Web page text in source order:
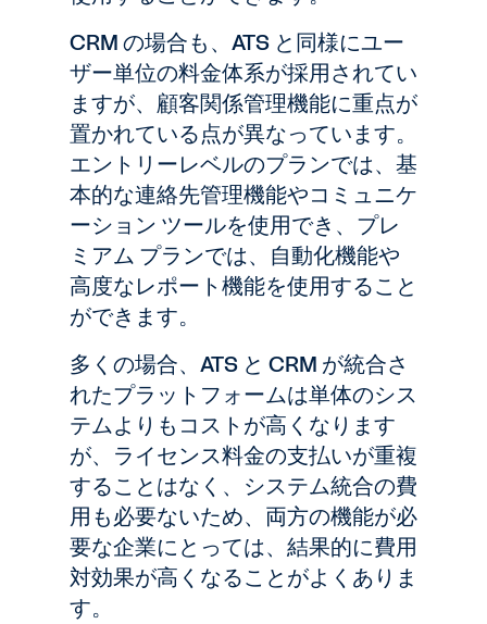
CRM の場合も、ATS と同様にユー
ザー単位の料金体系が採用されてい
ますが、顧客関係管理機能に重点が
置かれている点が異なっています。
エントリーレベルのプランでは、基
本的な連絡先管理機能やコミュニケ
ーション ツールを使用でき、プレ
ミアム プランでは、自動化機能や
高度なレポート機能を使用すること
ができます。
多くの場合、ATS と CRM が統合さ
れたプラットフォームは単体のシス
テムよりもコストが高くなります
が、ライセンス料金の支払いが重複
することはなく、システム統合の費
用も必要ないため、両方の機能が必
要な企業にとっては、結果的に費用
対効果が高くなることがよくありま
す。